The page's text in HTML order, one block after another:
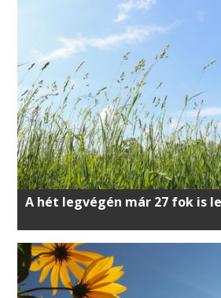
A hét legvégén már 27 fok is